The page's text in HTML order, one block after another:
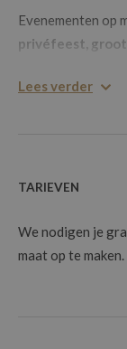
Evenementen op
privéfeest,
nog veel meer.
over een mooie,
nog specialer te
Lees verder
TARIEVEN
We nodigen je
maat op te maken.